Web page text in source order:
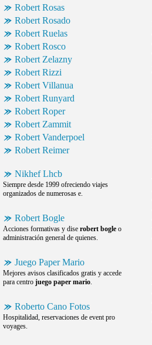
Robert Rosas
Robert Rosado
Robert Ruelas
Robert Rosco
Robert Zelazny
Robert Rizzi
Robert Villanua
Robert Runyard
Robert Roper
Robert Zammit
Robert Vanderpoel
Robert Reimer
Nikhef Lhcb
Siempre desde 1999 ofreciendo viajes
organizados de numerosas e.
Robert Bogle
Acciones formativas y dise robert bogle o
administración general de quienes.
Juego Paper Mario
Mejores avisos clasificados gratis y accede
para centro juego paper mario.
Roberto Cano Fotos
Hospitalidad, reservaciones de event pro
voyages.